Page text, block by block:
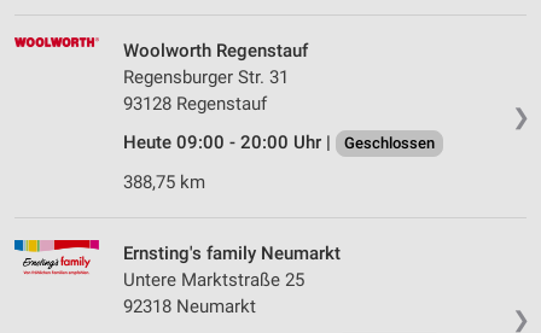
❯
Woolworth Regenstauf
Regensburger Str. 31
93128 Regenstauf
Heute 09:00 - 20:00 Uhr |
Geschlossen
388,75 km
❯
Ernsting's family Neumarkt
Untere Marktstraße 25
92318 Neumarkt